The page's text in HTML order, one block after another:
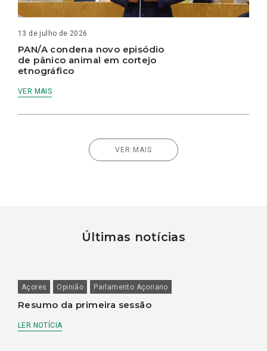
13 de julho de 2026
PAN/A condena novo episódio
de pânico animal em cortejo
etnográfico
VER MAIS
VER MAIS
Últimas notícias
Açores Opinião Parlamento Açoriano
Resumo da primeira sessão
LER NOTÍCIA